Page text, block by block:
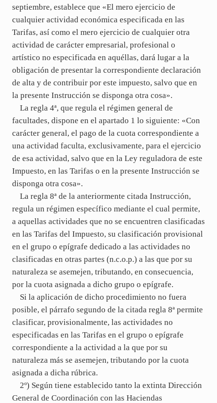
septiembre, establece que «El mero ejercicio de
cualquier actividad económica especificada en las
Tarifas, así como el mero ejercicio de cualquier otra
actividad de carácter empresarial, profesional o
artístico no especificada en aquéllas, dará lugar a la
obligación de presentar la correspondiente declaración
de alta y de contribuir por este impuesto, salvo que en
la presente Instrucción se disponga otra cosa».
La regla 4ª, que regula el régimen general de
facultades, dispone en el apartado 1 lo siguiente: «Con
carácter general, el pago de la cuota correspondiente a
una actividad faculta, exclusivamente, para el ejercicio
de esa actividad, salvo que en la Ley reguladora de este
Impuesto, en las Tarifas o en la presente Instrucción se
disponga otra cosa».
La regla 8ª de la anteriormente citada Instrucción,
regula un régimen específico mediante el cual permite,
a aquellas actividades que no se encuentren clasificadas
en las Tarifas del Impuesto, su clasificación provisional
en el grupo o epígrafe dedicado a las actividades no
clasificadas en otras partes (n.c.o.p.) a las que por su
naturaleza se asemejen, tributando, en consecuencia,
por la cuota asignada a dicho grupo o epígrafe.
Si la aplicación de dicho procedimiento no fuera
posible, el párrafo segundo de la citada regla 8ª permite
clasificar, provisionalmente, las actividades no
especificadas en las Tarifas en el grupo o epígrafe
correspondiente a la actividad a la que por su
naturaleza más se asemejen, tributando por la cuota
asignada a dicha rúbrica.
2º) Según tiene establecido tanto la extinta Dirección
General de Coordinación con las Haciendas